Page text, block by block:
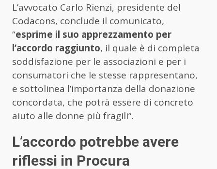
L’avvocato Carlo Rienzi, presidente del
Codacons, conclude il comunicato,
“esprime il suo apprezzamento per
l’accordo raggiunto, il quale è di completa
soddisfazione per le associazioni e per i
consumatori che le stesse rappresentano,
e sottolinea l’importanza della donazione
concordata, che potrà essere di concreto
aiuto alle donne più fragili”.
L’accordo potrebbe avere
riflessi in Procura